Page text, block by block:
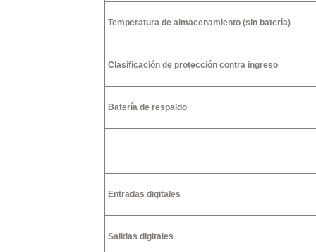
Temperatura de almacenamiento (sin batería)
Clasificación de protección contra ingreso
Batería de respaldo
Entradas digitales
Salidas digitales